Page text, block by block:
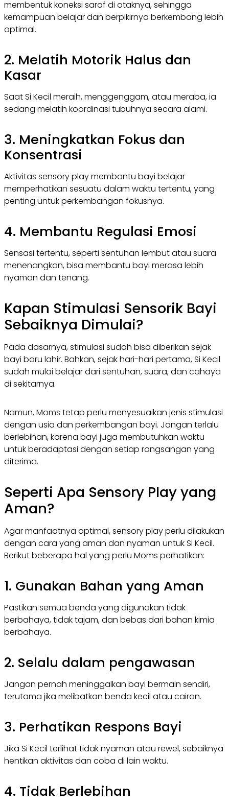
membentuk koneksi saraf di otaknya, sehingga
kemampuan belajar dan berpikirnya berkembang lebih
optimal.
2. Melatih Motorik Halus dan
Kasar
Saat Si Kecil meraih, menggenggam, atau meraba, ia
sedang melatih koordinasi tubuhnya secara alami.
3. Meningkatkan Fokus dan
Konsentrasi
Aktivitas sensory play membantu bayi belajar
memperhatikan sesuatu dalam waktu tertentu, yang
penting untuk perkembangan fokusnya.
4. Membantu Regulasi Emosi
Sensasi tertentu, seperti sentuhan lembut atau suara
menenangkan, bisa membantu bayi merasa lebih
nyaman dan tenang.
Kapan Stimulasi Sensorik Bayi
Sebaiknya Dimulai?
Pada dasarnya, stimulasi sudah bisa diberikan sejak
bayi baru lahir. Bahkan, sejak hari-hari pertama, Si Kecil
sudah mulai belajar dari sentuhan, suara, dan cahaya
di sekitarnya.
Namun, Moms tetap perlu menyesuaikan jenis stimulasi
dengan usia dan perkembangan bayi. Jangan terlalu
berlebihan, karena bayi juga membutuhkan waktu
untuk beradaptasi dengan setiap rangsangan yang
diterima.
Seperti Apa Sensory Play yang
Aman?
Agar manfaatnya optimal, sensory play perlu dilakukan
dengan cara yang aman dan nyaman untuk Si Kecil.
Berikut beberapa hal yang perlu Moms perhatikan:
1. Gunakan Bahan yang Aman
Pastikan semua benda yang digunakan tidak
berbahaya, tidak tajam, dan bebas dari bahan kimia
berbahaya.
2. Selalu dalam pengawasan
Jangan pernah meninggalkan bayi bermain sendiri,
terutama jika melibatkan benda kecil atau cairan.
3. Perhatikan Respons Bayi
Jika Si Kecil terlihat tidak nyaman atau rewel, sebaiknya
hentikan aktivitas dan coba di lain waktu.
4. Tidak Berlebihan